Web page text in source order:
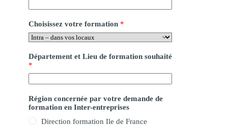
Choisissez votre formation *
Département et Lieu de formation souhaité
*
Région concernée par votre demande de
formation en Inter-entreprises
Direction formation Ile de France